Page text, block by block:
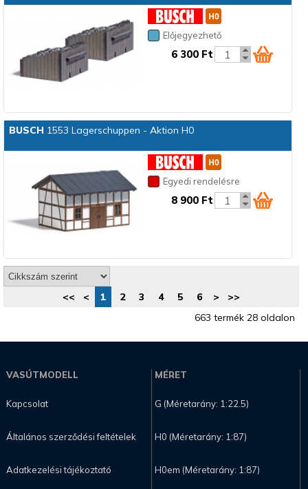
Előjegyezhető
6 300 Ft
BUSCH 1553 Lagerschuppen - Aktion H0
Egyedi rendelésre
8 900 Ft
<< < 1 2 3 4 5 6 >
>>
663 termék 28 oldalon
VASÚTMODELL
Kapcsolat
Általános szerződési feltételek
Adatkezelési tájékoztató
MÉRET
G (Méretarány: 1:22.5)
H0 (Méretarány: 1:87)
H0em (Méretarány: 1:87)